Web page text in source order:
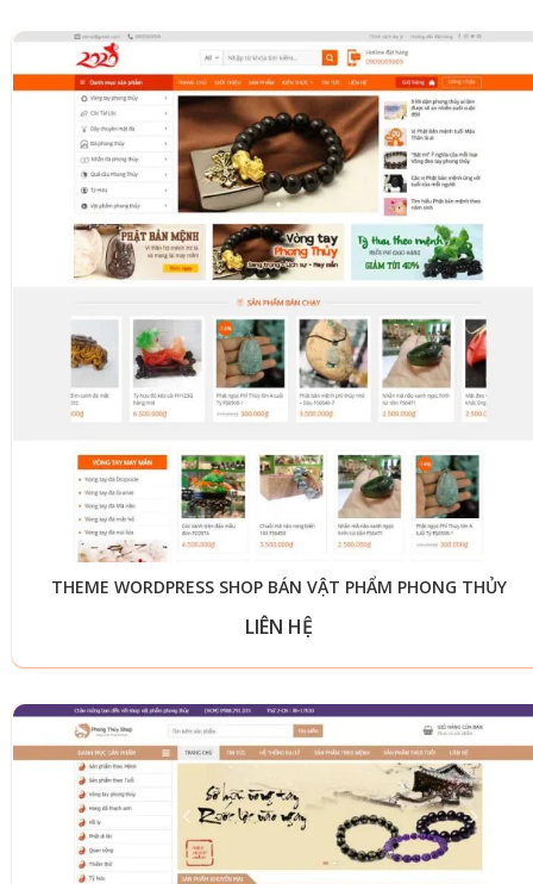
THEME WORDPRESS SHOP BÁN VẬT PHẨM PHONG THỦY
LIÊN HỆ